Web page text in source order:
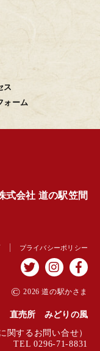
ス
ォーム
式会社 道の駅笠間
プライバシーポリシー
© 2026 道の駅かさま
直売所 みどりの風
関するお問い合せ）
TEL 0296-71-8831